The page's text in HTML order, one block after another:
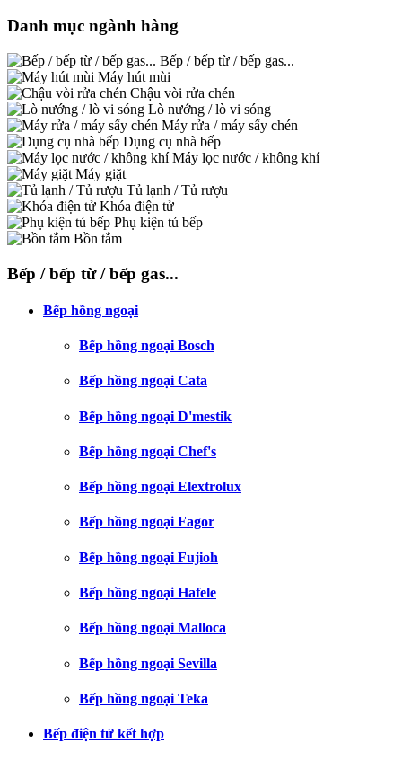
Danh mục ngành hàng
Bếp / bếp từ / bếp gas...
Máy hút mùi
Chậu vòi rửa chén
Lò nướng / lò vi sóng
Máy rửa / máy sấy chén
Dụng cụ nhà bếp
Máy lọc nước / không khí
Máy giặt
Tủ lạnh / Tủ rượu
Khóa điện tử
Phụ kiện tủ bếp
Bồn tắm
Bếp / bếp từ / bếp gas...
Bếp hồng ngoại
Bếp hồng ngoại Bosch
Bếp hồng ngoại Cata
Bếp hồng ngoại D'mestik
Bếp hồng ngoại Chef's
Bếp hồng ngoại Elextrolux
Bếp hồng ngoại Fagor
Bếp hồng ngoại Fujioh
Bếp hồng ngoại Hafele
Bếp hồng ngoại Malloca
Bếp hồng ngoại Sevilla
Bếp hồng ngoại Teka
Bếp điện từ kết hợp